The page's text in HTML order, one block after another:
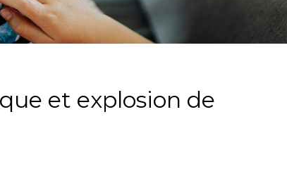
et explosion de